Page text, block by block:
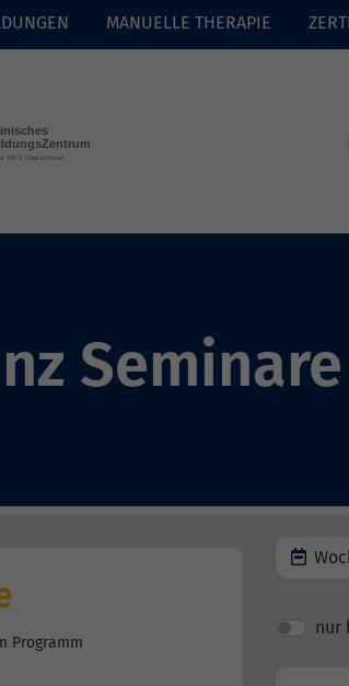
MANUELLE THERAPIE
Seminare
Programm
nur